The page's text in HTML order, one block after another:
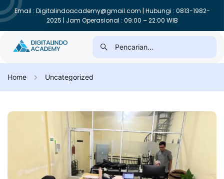
Email : Digitalindoacademy@gmail.com | Hubungi : 0813-1982-
2025 | Jam Operasional : 09:00 – 22:00 WIB
Home Uncategorized